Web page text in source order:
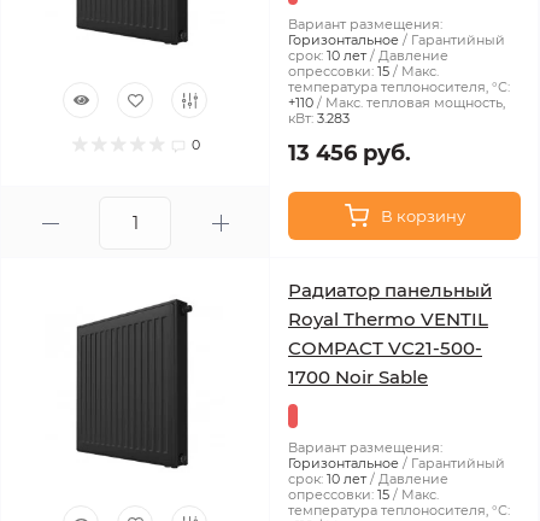
0
Вариант размещения:
Горизонтальное
Гарантийный
срок: 10 лет
Давление
опрессовки: 15
Макс.
температура теплоносителя, °С:
+110
Макс. тепловая мощность,
кВт: 3.283
13 456 руб.
В корзину
Радиатор панельный
Royal Thermo VENTIL
COMPACT VC21-500-
1700 Noir Sable
Вариант размещения:
Горизонтальное
Гарантийный
срок: 10 лет
Давление
опрессовки: 15
Макс.
температура теплоносителя, °С: